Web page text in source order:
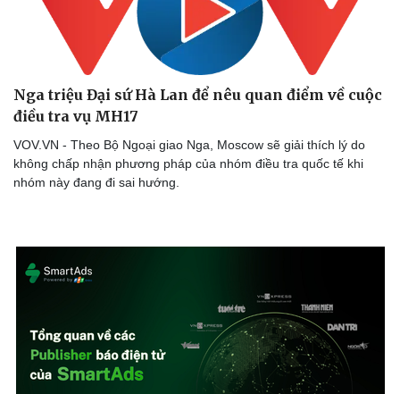
Lịch thi đấu bóng đá
Thế giới thể thao
Hậu trường
Xe máy
Tư vấn
Nga triệu Đại sứ Hà Lan để nêu quan điểm về cuộc
điều tra vụ MH17
VOV.VN - Theo Bộ Ngoại giao Nga, Moscow sẽ giải thích lý do
không chấp nhận phương pháp của nhóm điều tra quốc tế khi
nhóm này đang đi sai hướng.